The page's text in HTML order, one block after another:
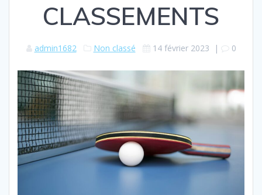
CLASSEMENTS
admin1682 Non classé 14 février 2023 | 0